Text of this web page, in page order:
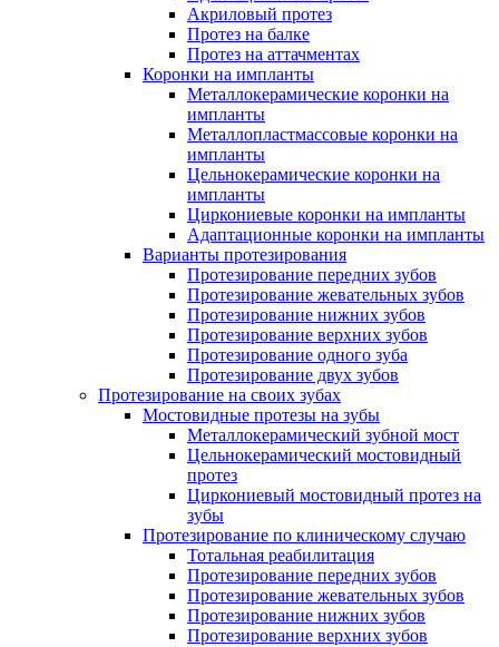
Акриловый протез
Протез на балке
Протез на аттачментах
Коронки на импланты
Металлокерамические коронки на
импланты
Металлопластмассовые коронки на
импланты
Цельнокерамические коронки на
импланты
Циркониевые коронки на импланты
Адаптационные коронки на импланты
Варианты протезирования
Протезирование передних зубов
Протезирование жевательных зубов
Протезирование нижних зубов
Протезирование верхних зубов
Протезирование одного зуба
Протезирование двух зубов
Протезирование на своих зубах
Мостовидные протезы на зубы
Металлокерамический зубной мост
Цельнокерамический мостовидный
протез
Циркониевый мостовидный протез на
зубы
Протезирование по клиническому случаю
Тотальная реабилитация
Протезирование передних зубов
Протезирование жевательных зубов
Протезирование нижних зубов
Протезирование верхних зубов